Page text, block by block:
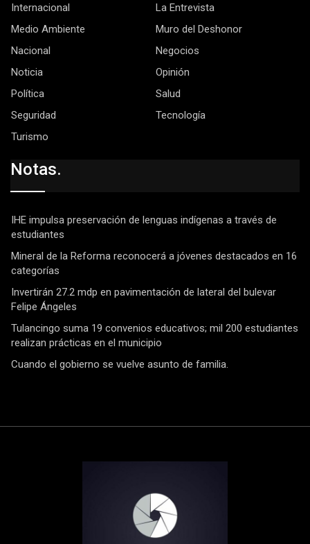
Internacional
La Entrevista
Medio Ambiente
Muro del Deshonor
Nacional
Negocios
Noticia
Opinión
Política
Salud
Seguridad
Tecnología
Turismo
Notas.
IHE impulsa preservación de lenguas indígenas a través de
estudiantes
Mineral de la Reforma reconocerá a jóvenes destacados en 16
categorías
Invertirán 27.2 mdp en pavimentación de lateral del bulevar
Felipe Ángeles
Tulancingo suma 19 convenios educativos; mil 200 estudiantes
realizan prácticas en el municipio
Cuando el gobierno se vuelve asunto de familia.